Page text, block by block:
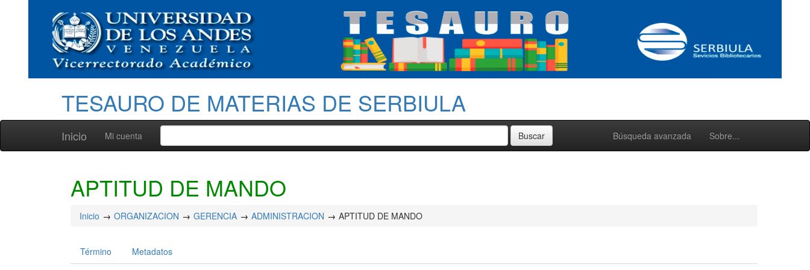
TESAURO DE MATERIAS DE SERBIULA
Inicio Búsqueda avanzada Sobre...
Mi cuenta
APTITUD DE MANDO
Inicio ORGANIZACION GERENCIA ADMINISTRACION APTITUD DE MANDO
Término Metadatos